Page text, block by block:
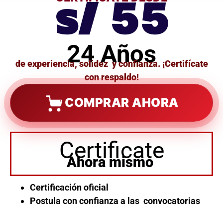
s/ 55
24 Años
de experiencia, solidez y confianza. ¡Certifícate
con respaldo!
COMPRAR AHORA
Certificate
Ahora mismo
Certificación oficial
Postula con confianza a las convocatorias